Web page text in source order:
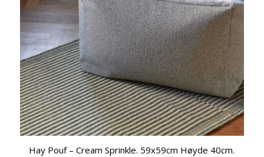
Hay Pouf – Cream Sprinkle. 59x59cm Høyde 40cm.